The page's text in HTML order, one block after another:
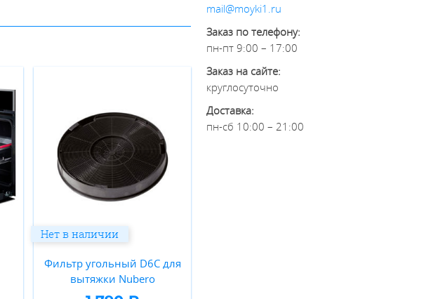
Фильтр угольный D6C для
вытяжки Nubero
Нет в наличии
mail@moyki1.ru
Заказ по телефону:
пн-пт 9:00 – 17:00
Заказ на сайте:
круглосуточно
Доставка:
пн-сб 10:00 – 21:00